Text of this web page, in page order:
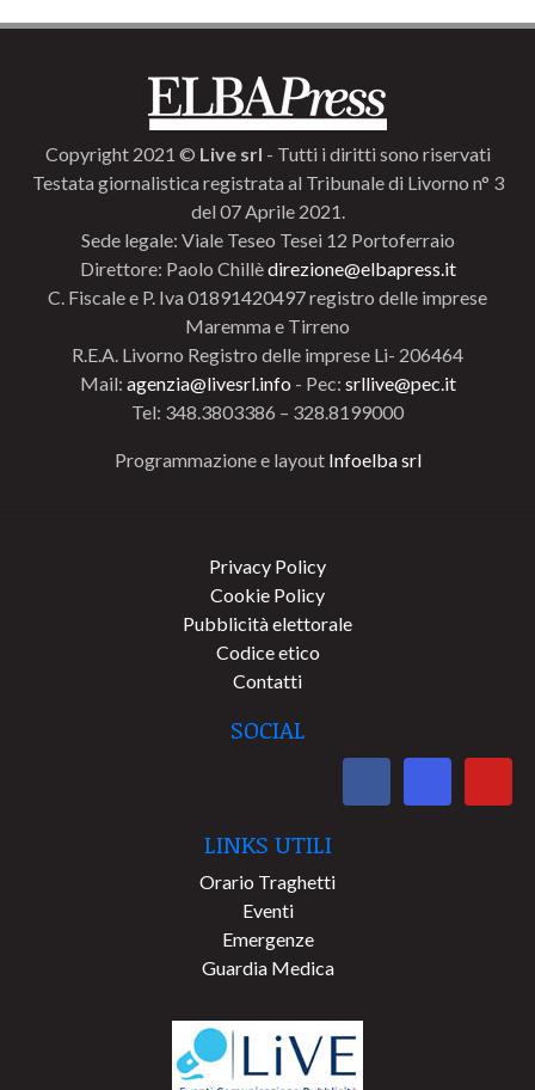
Copyright 2021 © Live srl - Tutti i diritti sono riservati
Testata giornalistica registrata al Tribunale di Livorno n° 3
del 07 Aprile 2021.
Sede legale: Viale Teseo Tesei 12 Portoferraio
Direttore: Paolo Chillèdirezione@elbapress.it
C. Fiscale e P. Iva 01891420497 registro delle imprese
Maremma e Tirreno
R.E.A. Livorno Registro delle imprese Li- 206464
Mail: agenzia@livesrl.info - Pec: srllive@pec.it
Tel: 348.3803386 – 328.8199000
Programmazione e layout Infoelba srl
Privacy Policy
Cookie Policy
Pubblicità elettorale
Codice etico
Contatti
SOCIAL
LINKS UTILI
Orario Traghetti
Eventi
Emergenze
Guardia Medica